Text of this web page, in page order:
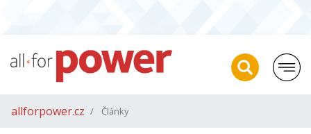
allforpower.cz Články